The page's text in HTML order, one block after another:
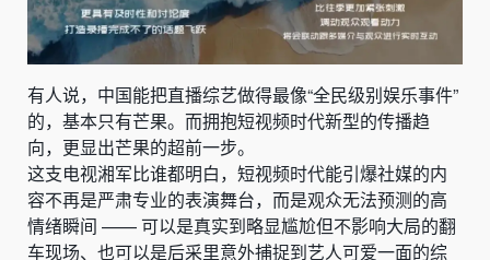
有人说，中国能把直播综艺做得最像“全民级别娱乐事件”
的，基本只有芒果。而拥抱短视频时代新型的传播趋
向，更显出芒果的超前一步。
这支电视湘军比谁都明白，短视频时代能引爆社媒的内
容不再是严肃专业的表演舞台，而是观众无法预测的高
情绪瞬间 —— 可以是真实到略显尴尬但不影响大局的翻
车现场、也可以是后采里意外捕捉到艺人可爱一面的综